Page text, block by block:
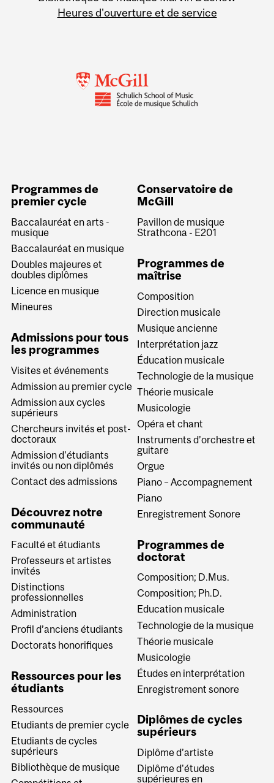
Heures d'ouverture et de service
Programmes de
premier cycle
Baccalauréat en arts -
musique
Baccalauréat en musique
Doubles majeures et
doubles diplômes
Licence en musique
Mineures
Admissions pour tous
les programmes
Visites et événements
Admission au premier cycle
Admission aux cycles
supérieurs
Chercheurs invités et post-
doctoraux
Admission d'étudiants
invités ou non diplômés
Contact des admissions
Découvrez notre
communauté
Faculté et étudiants
Professeurs et artistes
invités
Distinctions
professionnelles
Administration
Profil d’anciens étudiants
Doctorats honorifiques
Ressources pour les
étudiants
Ressources
Etudiants de premier cycle
Etudiants de cycles
supérieurs
Bibliothèque de musique
Conservatoire de
McGill
Pavillon de musique
Strathcona - E201
Programmes de
maîtrise
Composition
Direction musicale
Musique ancienne
Interprétation jazz
Éducation musicale
Technologie de la musique
Théorie musicale
Musicologie
Opéra et chant
Instruments d’orchestre et
guitare
Orgue
Piano – Accompagnement
Piano
Enregistrement Sonore
Programmes de
doctorat
Composition; D.Mus.
Composition; Ph.D.
Education musicale
Technologie de la musique
Théorie musicale
Musicologie
Études en interprétation
Enregistrement sonore
Diplômes de cycles
supérieurs
Diplôme d’artiste
Diplôme d'études
supérieures en